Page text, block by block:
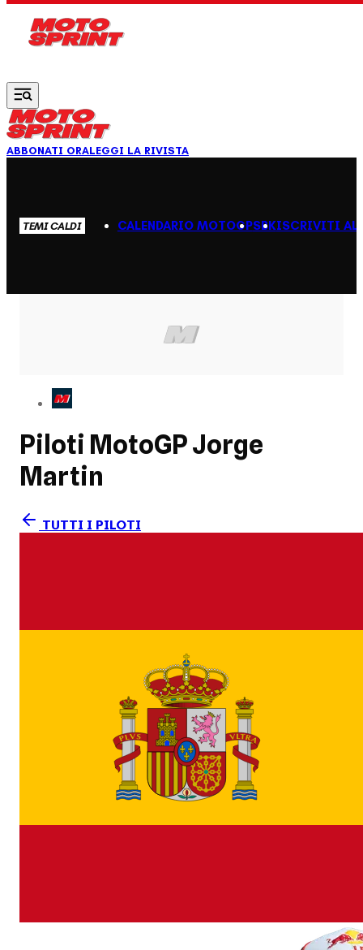
ABBONATI ORALEGGI LA RIVISTA
TEMI CALDI CALENDARIO MOTOGPSBKISCRIVITI AL
Piloti MotoGPJorge
Martin
TUTTI I PILOTI